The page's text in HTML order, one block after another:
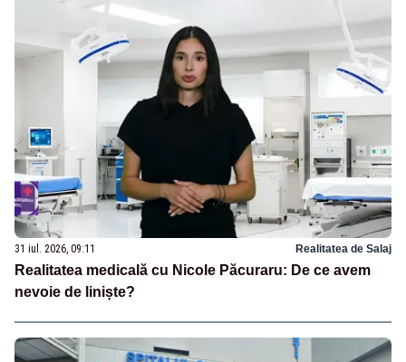
31 iul. 2026, 09:11 Realitatea de Salaj
Realitatea medicală cu Nicole Păcuraru: De ce avem
nevoie de liniște?